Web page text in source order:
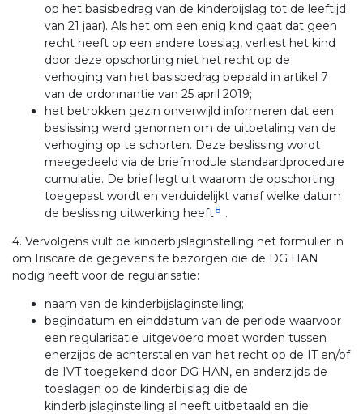
op het basisbedrag van de kinderbijslag tot de leeftijd
van 21 jaar). Als het om een enig kind gaat dat geen
recht heeft op een andere toeslag, verliest het kind
door deze opschorting niet het recht op de
verhoging van het basisbedrag bepaald in artikel 7
van de ordonnantie van 25 april 2019;
het betrokken gezin onverwijld informeren dat een
beslissing werd genomen om de uitbetaling van de
verhoging op te schorten. Deze beslissing wordt
meegedeeld via de briefmodule standaardprocedure
cumulatie. De brief legt uit waarom de opschorting
toegepast wordt en verduidelijkt vanaf welke datum
de beslissing uitwerking heeft8 .
4. Vervolgens vult de kinderbijslaginstelling het formulier in
om Iriscare de gegevens te bezorgen die de DG HAN
nodig heeft voor de regularisatie:
naam van de kinderbijslaginstelling;
begindatum en einddatum van de periode waarvoor
een regularisatie uitgevoerd moet worden tussen
enerzijds de achterstallen van het recht op de IT en/of
de IVT toegekend door DG HAN, en anderzijds de
toeslagen op de kinderbijslag die de
kinderbijslaginstelling al heeft uitbetaald en die